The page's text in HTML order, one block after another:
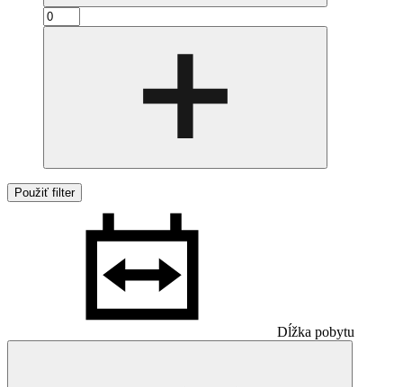
Použiť filter
Dĺžka pobytu